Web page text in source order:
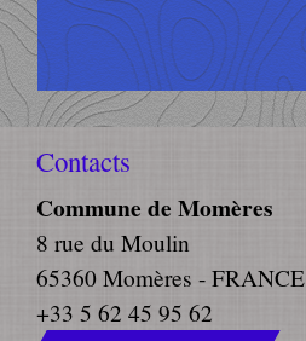
Contacts
Commune de Momères
8 rue du Moulin
65360 Momères - FRANCE
+33 5 62 45 95 62